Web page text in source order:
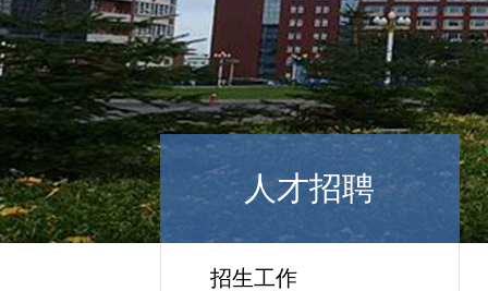
人才招聘
招生工作